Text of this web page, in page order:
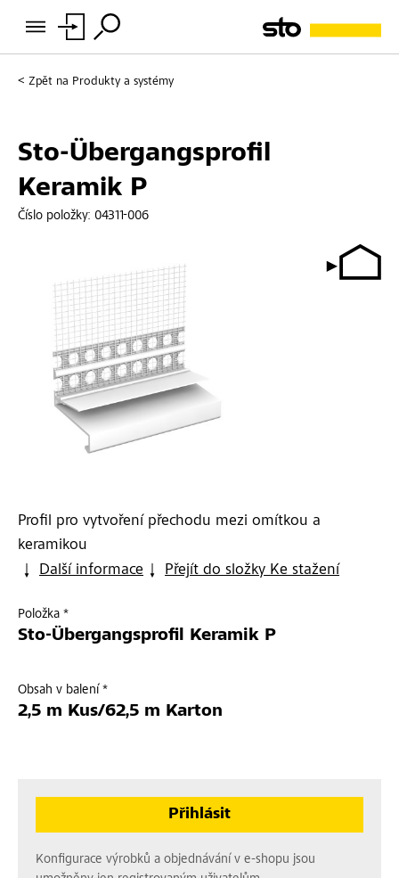
Zpět na Produkty a systémy
Sto-Übergangsprofil
Keramik P
Číslo položky: 04311-006
Profil pro vytvoření přechodu mezi omítkou a
keramikou
Další informace
Přejít do složky Ke stažení
Položka *
Sto-Übergangsprofil Keramik P
Obsah v balení *
2,5 m Kus/62,5 m Karton
Přihlásit
Konfigurace výrobků a objednávání v e-shopu jsou